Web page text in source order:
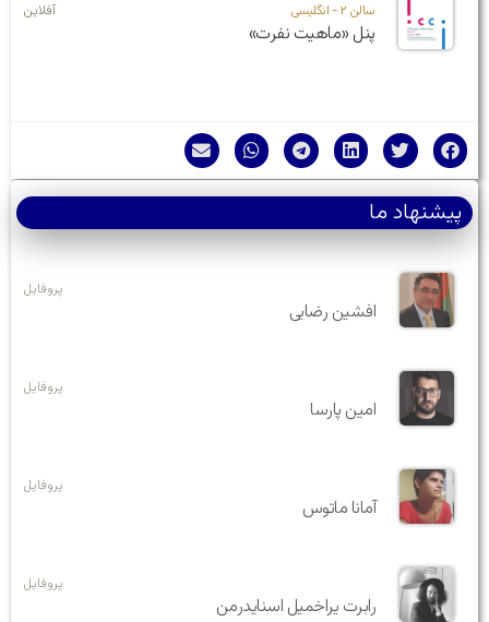
سالن ۲ - انگلیسی آفلاین
پنل «ماهیت نفرت»
پیشنهاد ما
پروفایل
افشین رضایی
پروفایل
امین پارسا
پروفایل
آمانا ماتوس
پروفایل
رابرت یراخمیل اسنایدرمن